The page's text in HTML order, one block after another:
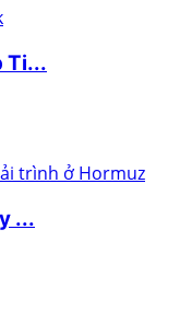
Ti...
...